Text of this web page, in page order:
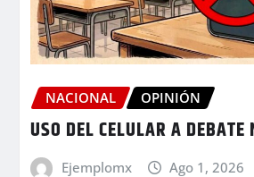
NACIONAL OPINIÓN
USO DEL CELULAR A DEBATE
Ejemplomx Ago 1, 2026